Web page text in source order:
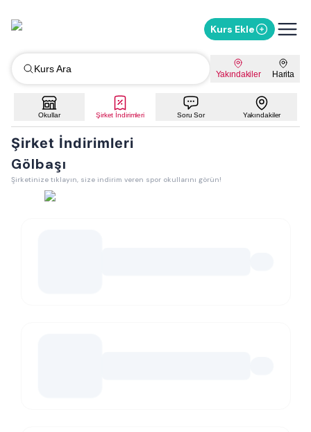
Kurs Ekle
Kurs Ara Yakındakiler Harita
Okullar Şirket İndirimleri Soru Sor Yakındakiler
Şirket İndirimleri
Gölbaşı
Şirketinize tıklayın, size indirim veren spor okullarını görün!